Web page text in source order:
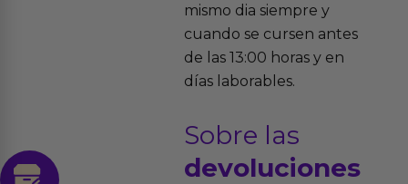
mismo dia siempre y
cuando se cursen antes
de las 13:00 horas y en
días laborables.
Sobre las
devoluciones